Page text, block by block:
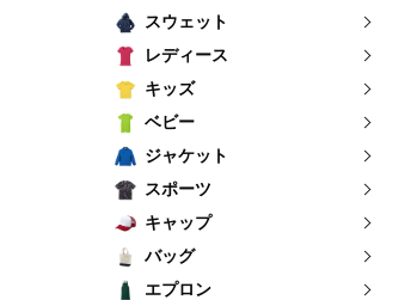
スウェット
レディース
キッズ
ベビー
ジャケット
スポーツ
キャップ
バッグ
エプロン